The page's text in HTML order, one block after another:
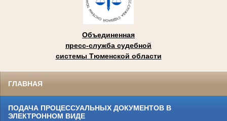
Объединенная
пресс-служба судебной
системы Тюменской области
ГЛАВНАЯ
ПОДАЧА ПРОЦЕССУАЛЬНЫХ ДОКУМЕНТОВ В
ЭЛЕКТРОННОМ ВИДЕ